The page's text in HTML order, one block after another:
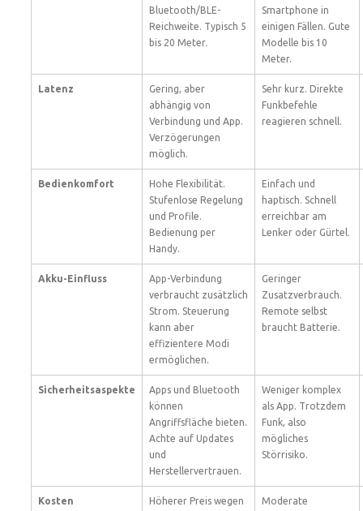
Bluetooth/BLE-
Reichweite. Typisch 5
bis 20 Meter.
Smartphone in
einigen Fällen. Gute
Modelle bis 10
Meter.
Latenz
Gering, aber
abhängig von
Verbindung und App.
Verzögerungen
möglich.
Sehr kurz. Direkte
Funkbefehle
reagieren schnell.
Bedienkomfort
Hohe Flexibilität.
Stufenlose Regelung
und Profile.
Bedienung per
Handy.
Einfach und
haptisch. Schnell
erreichbar am
Lenker oder Gürtel.
Akku-Einfluss
App-Verbindung
verbraucht zusätzlich
Strom. Steuerung
kann aber
effizientere Modi
ermöglichen.
Geringer
Zusatzverbrauch.
Remote selbst
braucht Batterie.
Sicherheitsaspekte
Apps und Bluetooth
können
Angriffsfläche bieten.
Achte auf Updates
und
Herstellervertrauen.
Weniger komplex
als App. Trotzdem
Funk, also
mögliches
Störrisiko.
Kosten
Höherer Preis wegen
Moderate